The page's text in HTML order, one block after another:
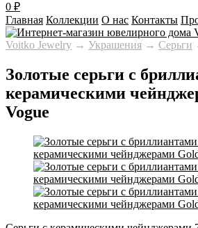
0 ₽
Главная Коллекции О нас Контакты
Voitko Jewelry → Украшения → Серьги
Золотые серьги с
керамическими
Vogue